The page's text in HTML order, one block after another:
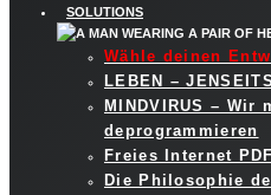
SOLUTIONS
Wähle deinen
LEBEN –
MINDVIRUS – Wir
deprogrammieren
Freies Internet PDF
Die Philosophie